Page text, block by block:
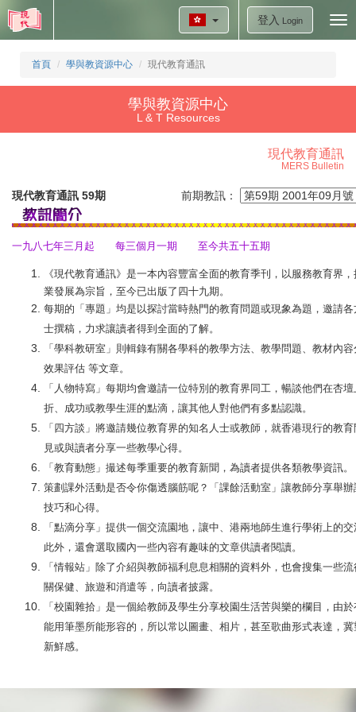
登入 Login
首頁 學與教資源中心 現代教育通訊
學與教資源中心
L & T Resources
現代教育通訊
MERS Bulletin
現代教育通訊 59期 前期教訊：
一九八七年三月起 每三個月一期 至今共五十五期
《現代教育通訊》是一本內容豐富全面的教育季刊，以服務教育界
業發展為宗旨，至今已出版了四十九期。
每期的「專題」均是以探討當時熱門的教育問題或現象為題，邀請
士撰稿，力求讓讀者得到全面的了解。
「學科教研室」則輯錄有關各學科的教學方法、教學問題、教材內
效果評估 等文章。
「人物特寫」每期均會邀請一位特別的教育界同工，暢談他們在杏
折、成功或教學生涯的點滴，讓其他人對他們有多點認識。
「四方談」將邀請幾位教育界的知名人士或教師，就香港現行的教
見或與讀者分享一些教學心得。
「教育動態」撮述每季重要的教育新聞，為讀者提供各類教學資
策劃課外活動是否令你傷透腦筋呢？「課餘活動室」讓教師分享舉
技巧和心得。
「點滴分享」提供一個交流園地，讓中、港兩地師生進行學術上的
此外，還會選取國內一些內容有趣味的文章供讀者閱讀。
「情報站」除了介紹與教師福利息息相關的資料外，也會搜集一些
關保健、旅遊和消遣等，向讀者披露。
「校園雜拾」是一個給教師及學生分享校園生活苦與樂的欄目，由
能用筆墨所能形容的，所以常以圖畫、相片，甚至歌曲形式表達，
新鮮感。